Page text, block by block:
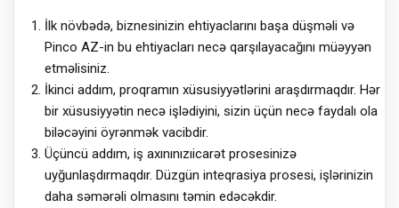
İlk növbədə, biznesinizin ehtiyaclarını başa düşməli və
Pinco AZ-in bu ehtiyacları necə qarşılayacağını müəyyən
etməlisiniz.
İkinci addım, proqramın xüsusiyyətlərini araşdırmaqdır. Hər
bir xüsusiyyətin necə işlədiyini, sizin üçün necə faydalı ola
biləcəyini öyrənmək vacibdir.
Üçüncü addım, iş axınınızıicarət prosesinizə
uyğunlaşdırmaqdır. Düzgün inteqrasiya prosesi, işlərinizin
daha səmərəli olmasını təmin edəcəkdir.